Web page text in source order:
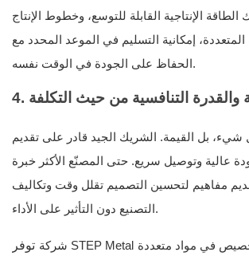
الطاقة الإنتاجية القابلة للتوسع، وخطوط الإنتاج
المتعددة، إمكانية التسليم في الموعد المحدد مع
الحفاظ على الجودة في الوقت نفسه.
بل القيمة. الشريك الجيد قادر على تقديم
عالية وتوصيل سريع. حتى المصنّع الأكثر خبرة
مفاهيم لتحسين التصميم تقلل وقت وتكاليف
التصنيع دون التأثير على الأداء.
شركة STEP Metal في مواد متعددة